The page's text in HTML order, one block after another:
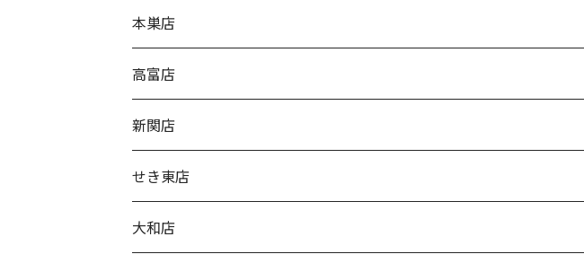
本巣店
高富店
新関店
せき東店
大和店